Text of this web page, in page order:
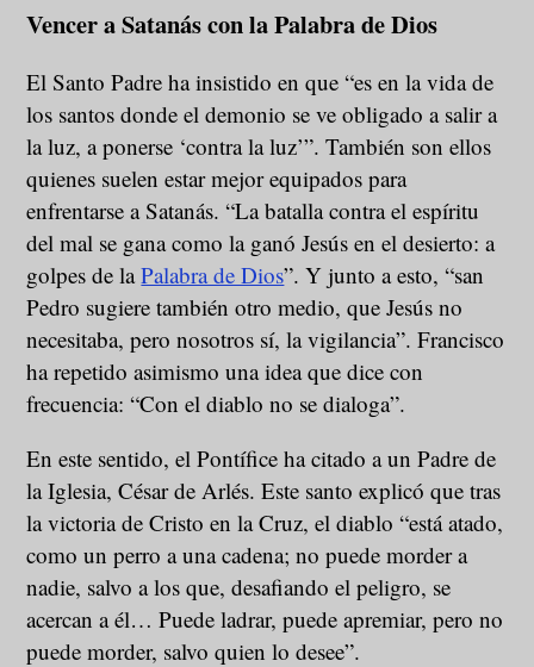
Vencer a Satanás con la Palabra de Dios
El Santo Padre ha insistido en que “es en la vida de
los santos donde el demonio se ve obligado a salir a
la luz, a ponerse ‘contra la luz’”. También son ellos
quienes suelen estar mejor equipados para
enfrentarse a Satanás. “La batalla contra el espíritu
del mal se gana como la ganó Jesús en el desierto: a
golpes de laPalabra de Dios”. Y junto a esto, “san
Pedro sugiere también otro medio, que Jesús no
necesitaba, pero nosotros sí, la vigilancia”. Francisco
ha repetido asimismo una idea que dice con
frecuencia: “Con el diablo no se dialoga”.
En este sentido, el Pontífice ha citado a un Padre de
la Iglesia, César de Arlés. Este santo explicó que tras
la victoria de Cristo en la Cruz, el diablo “está atado,
como un perro a una cadena; no puede morder a
nadie, salvo a los que, desafiando el peligro, se
acercan a él… Puede ladrar, puede apremiar, pero no
puede morder, salvo quien lo desee”.